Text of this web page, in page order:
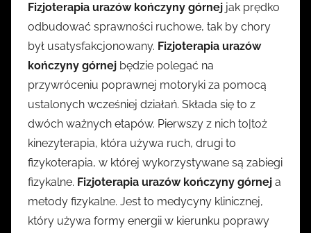
z
e
z
k
a
s
a
Fizjoterapia urazów kończyny górnej jak prędko
odbudować sprawności ruchowe, tak by chory
był usatysfakcjonowany. Fizjoterapia urazów
kończyny górnej będzie polegać na
przywróceniu poprawnej motoryki za pomocą
ustalonych wcześniej działań. Składa się to z
dwóch ważnych etapów. Pierwszy z nich to|toż
kinezyterapia, która używa ruch, drugi to
fizykoterapia, w której wykorzystywane są zabiegi
fizykalne. Fizjoterapia urazów kończyny górnej a
metody fizykalne. Jest to medycyny klinicznej,
który używa formy energii w kierunku poprawy